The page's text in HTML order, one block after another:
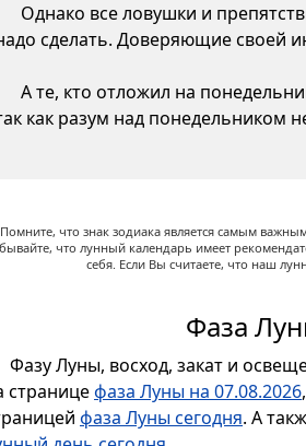
Однако все ловушки и
сделать. Доверяющие своей
А те, кто отложил на
как разум над понедельником
Помните, что знак зодиака является самым
что лунный календарь имеет
себя. Если Вы считаете, что наш
Фаза
Фазу Луны, восход, закат и
страницефаза Луны на 07.08.2026
фаза Луны сегодня. А